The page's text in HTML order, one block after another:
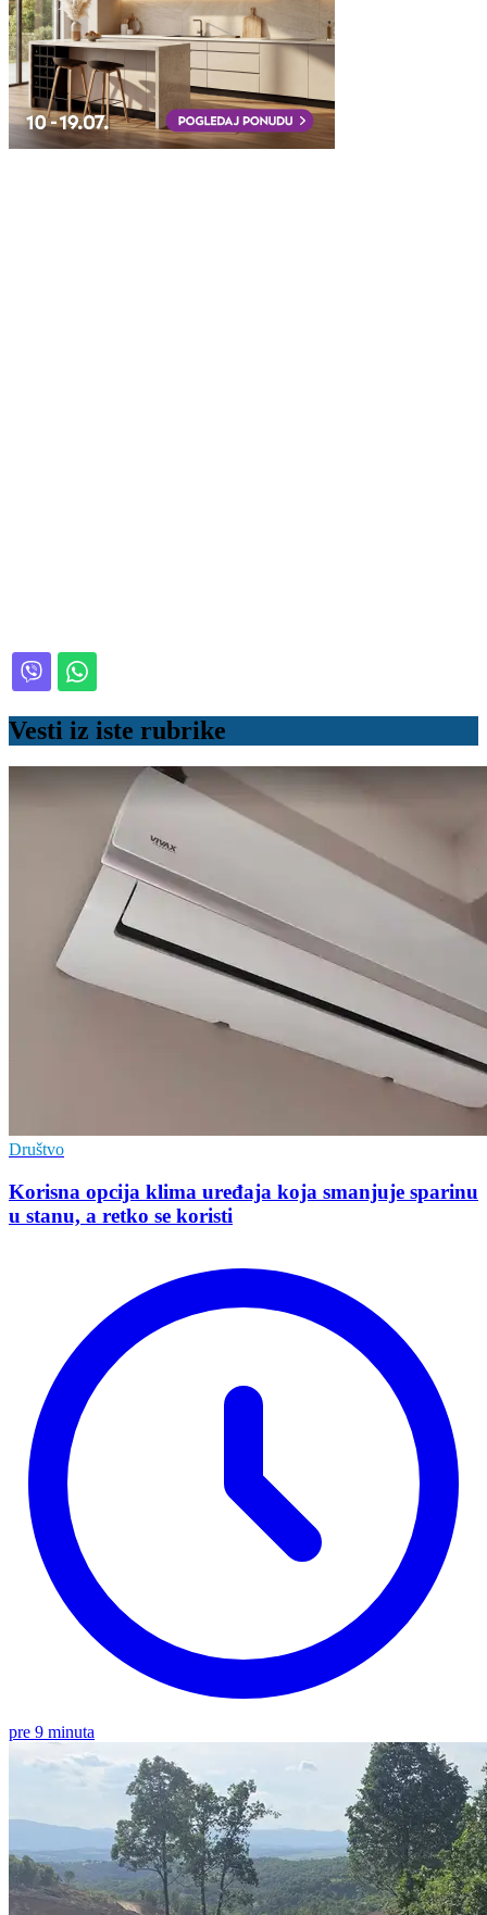
Vesti iz iste rubrike
Društvo
Korisna opcija klima uređaja koja smanjuje sparinu
u stanu, a retko se koristi
pre 9 minuta